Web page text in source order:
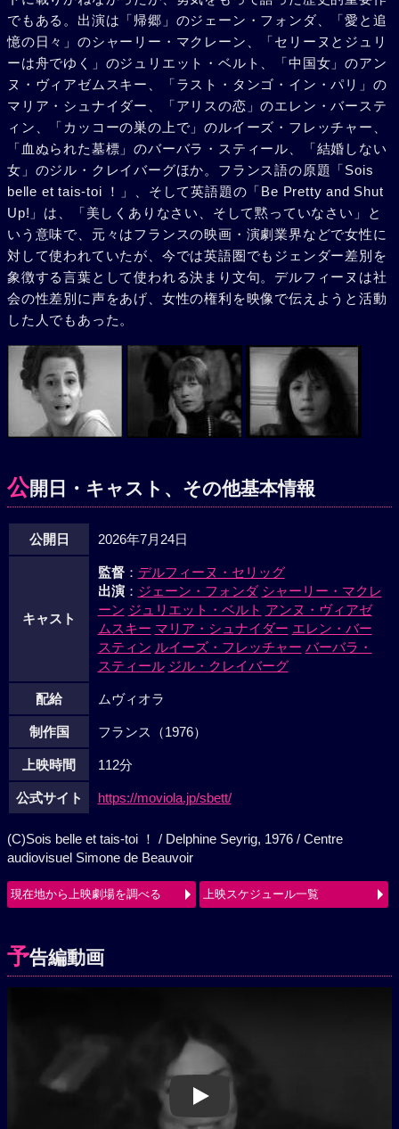
でもある。出演は「帰郷」のジェーン・フォンダ、「愛と追
憶の日々」のシャーリー・マクレーン、「セリーヌとジュリ
ーは舟でゆく」のジュリエット・ベルト、「中国女」のアン
ヌ・ヴィアゼムスキー、「ラスト・タンゴ・イン・パリ」の
マリア・シュナイダー、「アリスの恋」のエレン・バーステ
ィン、「カッコーの巣の上で」のルイーズ・フレッチャー、
「血ぬられた墓標」のバーバラ・スティール、「結婚しない
女」のジル・クレイバーグほか。フランス語の原題「Sois
belle et tais-toi ！」、そして英語題の「Be Pretty and Shut
Up!」は、「美しくありなさい、そして黙っていなさい」と
いう意味で、元々はフランスの映画・演劇業界などで女性に
対して使われていたが、今では英語圏でもジェンダー差別を
象徴する言葉として使われる決まり文句。デルフィーヌは社
会の性差別に声をあげ、女性の権利を映像で伝えようと活動
した人でもあった。
公開日・キャスト、その他基本情報
公開日 2026年7月24日
キャスト
監督： デルフィーヌ・セリッグ
出演： ジェーン・フォンダ シャーリー・マクレ
ーン ジュリエット・ベルト アンヌ・ヴィアゼ
ムスキー マリア・シュナイダー エレン・バー
スティン ルイーズ・フレッチャー バーバラ・
スティール ジル・クレイバーグ
配給 ムヴィオラ
制作国 フランス（1976）
上映時間 112分
公式サイト https://moviola.jp/sbett/
(C)Sois belle et tais-toi ！ / Delphine Seyrig, 1976 / Centre
audiovisuel Simone de Beauvoir
現在地から上映劇場を調べる 上映スケジュール一覧
予告編動画
Play